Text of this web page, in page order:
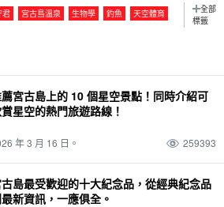
君 宮古島溫泉 生物學 釣魚 天空體育
林 絕景 浮潛 SUP 暹 下千島
塔拉馬島 利馬大橋
本公共假期） 半日遊 宮古機場
全部
標籤
宮古島上的 10 個星空景點！同時介紹可
星空的熱門旅遊路線！
年 3 月 16 日。 259393
島最受歡迎的十大紀念品，從經典紀念品
新資訊，一應俱全。